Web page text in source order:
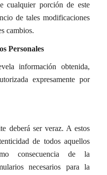
cualquier porción de este
de tales modificaciones
cambios.
Personales
información obtenida,
expresamente por
deberá ser veraz. A estos
de todos aquellos
consecuencia de la
necesarios para la